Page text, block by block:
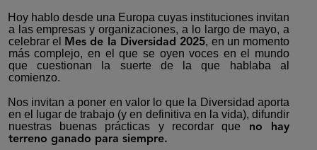
Hoy hablo desde una Europa cuyas instituciones invitan
a las empresas y organizaciones, a lo largo de mayo, a
celebrar el Mes de la Diversidad 2025, en un momento
más complejo, en el que se oyen voces en el mundo
que cuestionan la suerte de la que hablaba al
comienzo.
Nos invitan a poner en valor lo que la Diversidad aporta
en el lugar de trabajo (y en definitiva en la vida), difundir
nuestras buenas prácticas y recordar que
no hay
terreno ganado para siempre.